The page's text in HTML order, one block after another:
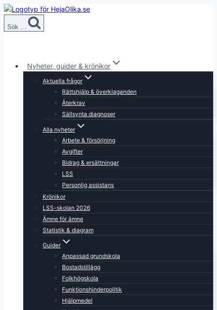
Skip
content
Sök ...
Nyheter, guider & krönikor
Aktuella frågor
Rättshjälp & överklaganden
Återkrav
Sällsynta diagnoser
Alla nyheter
Arbete & försörjning
Avgifter
Bidrag & ersättningar
LSS
Personlig assistans
Krönikor
LSS-skolan 2026
Ämne för ämne
Statistik & diagram
Guider
Anpassad grundskola
Bostadstillägg
Folkhögskola
Funktionshinderpolitik
Hjälpmedel